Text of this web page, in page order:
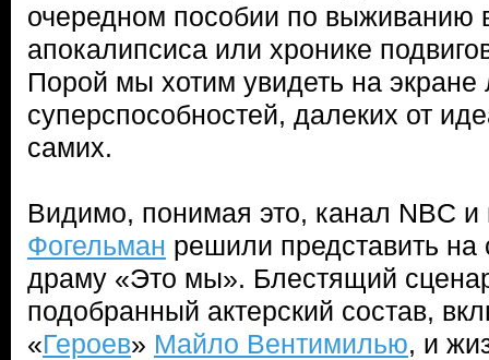
очередном пособии по выживанию
апокалипсиса или хронике
Порой мы хотим увидеть на экране
суперспособностей, далеких от
самих.
Видимо, понимая это, канал NBC
Фогельман решили представить
драму «Это мы». Блестящий
подобранный актерский состав,
«Героев» Майло Вентимилью, и